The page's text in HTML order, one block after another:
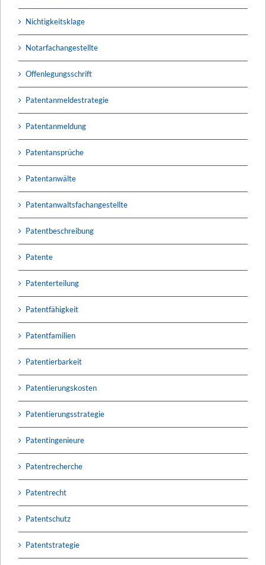
Nichtigkeitsklage
Notarfachangestellte
Offenlegungsschrift
Patentanmeldestrategie
Patentanmeldung
Patentansprüche
Patentanwälte
Patentanwaltsfachangestellte
Patentbeschreibung
Patente
Patenterteilung
Patentfähigkeit
Patentfamilien
Patentierbarkeit
Patentierungskosten
Patentierungsstrategie
Patentingenieure
Patentrecherche
Patentrecht
Patentschutz
Patentstrategie